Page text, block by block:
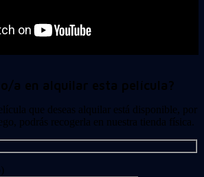
a en alquilar esta película?
que deseas alquilar está disponible, por
podrás recogerla en nuestra tienda física.